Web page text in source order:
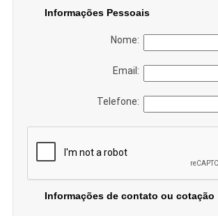
Informações Pessoais
Nome:
Email:
Telefone:
Informações de contato ou cotação